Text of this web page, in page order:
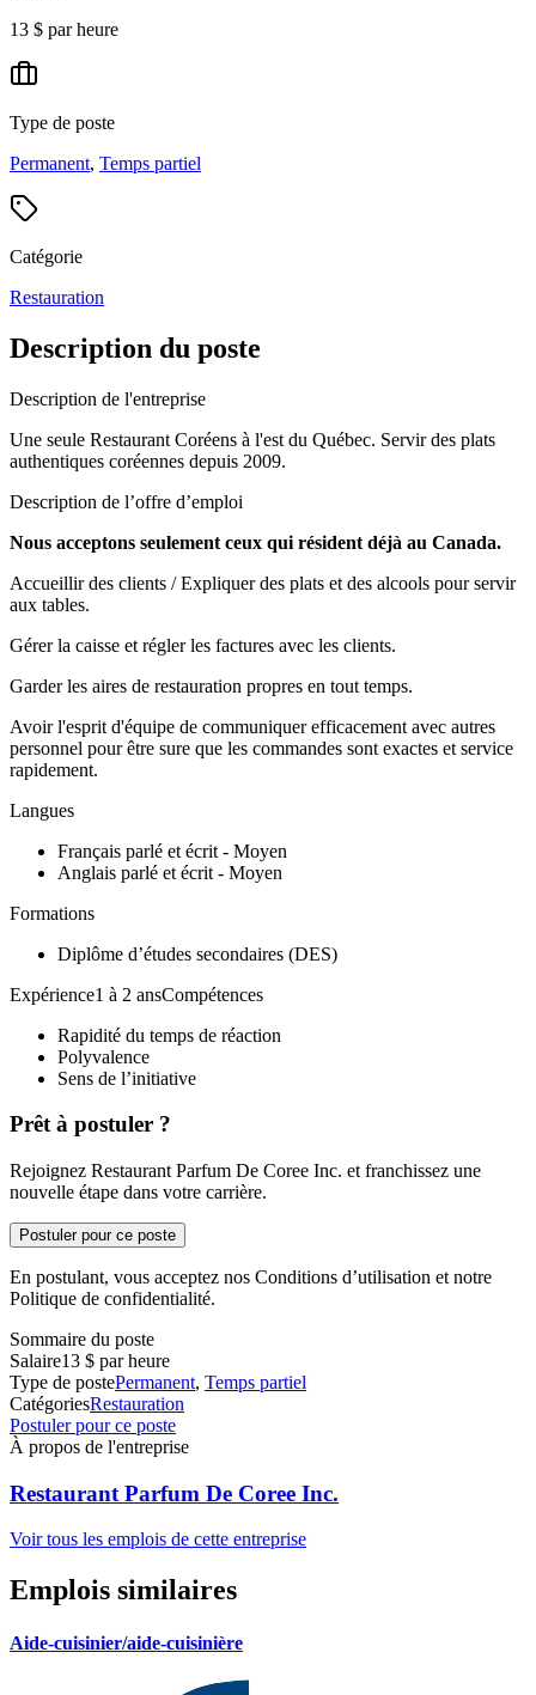
13 $ par heure
Type de poste
Permanent, Temps partiel
Catégorie
Restauration
Description du poste
Description de l'entreprise
Une seule Restaurant Coréens à l'est du Québec. Servir des plats
authentiques coréennes depuis 2009.
Description de l’offre d’emploi
Nous acceptons seulement ceux qui résident déjà au Canada.
Accueillir des clients / Expliquer des plats et des alcools pour servir
aux tables.
Gérer la caisse et régler les factures avec les clients.
Garder les aires de restauration propres en tout temps.
Avoir l'esprit d'équipe de communiquer efficacement avec autres
personnel pour être sure que les commandes sont exactes et service
rapidement.
Langues
Français parlé et écrit - Moyen
Anglais parlé et écrit - Moyen
Formations
Diplôme d’études secondaires (DES)
Expérience1 à 2 ansCompétences
Rapidité du temps de réaction
Polyvalence
Sens de l’initiative
Prêt à postuler ?
Rejoignez Restaurant Parfum De Coree Inc. et franchissez une
nouvelle étape dans votre carrière.
Postuler pour ce poste
En postulant, vous acceptez nos Conditions d’utilisation et notre
Politique de confidentialité.
Sommaire du poste
Salaire13 $ par heure
Type de postePermanent, Temps partiel
CatégoriesRestauration
Postuler pour ce poste
À propos de l'entreprise
Restaurant Parfum De Coree Inc.
Voir tous les emplois de cette entreprise
Emplois similaires
Aide-cuisinier/aide-cuisinière